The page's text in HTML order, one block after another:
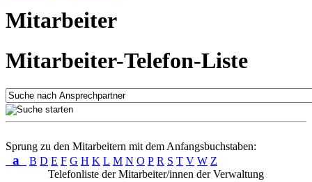
Mitarbeiter
Mitarbeiter-Telefon-Liste
Sprung zu den Mitarbeitern mit dem Anfangsbuchstaben:
a B D E F G H K L M N O P R S T V W Z
Telefonliste der Mitarbeiter/innen der Verwaltung